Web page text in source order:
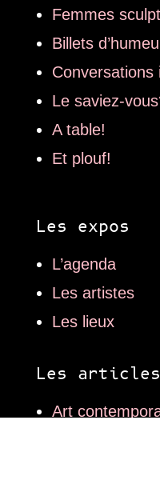
Femmes
Billets
Conversations
Le saviez-
A table!
Et plouf!
Les expos
L’agenda
Les artistes
Les lieux
Les articles
Art